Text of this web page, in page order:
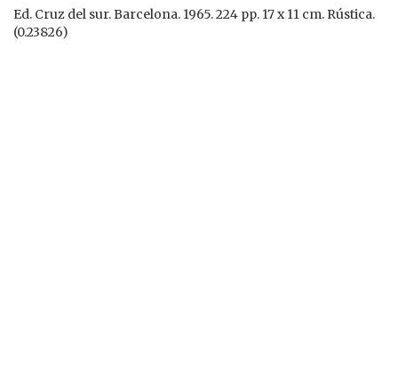
Ed. Cruz del sur. Barcelona. 1965. 224 pp. 17 x 11 cm. Rústica.
(0.23826)